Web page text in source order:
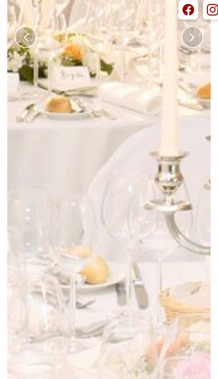
FAMILIENFEIERN
FIRMENEVENTS
TIPPS & ADRESSEN
SAALPLÄNE
PREISE
REITERHOF
STALLUNGEN
REITANLAGE
TRAILPLATZ
VERMIETUNG
KONTAKT